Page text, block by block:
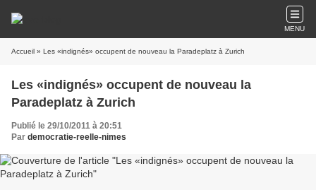
MENU
Accueil » Les «indignés» occupent de nouveau la Paradeplatz à Zurich
Les «indignés» occupent de nouveau la
Paradeplatz à Zurich
Publié le 29/10/2011 à 20:51
Par democratie-reelle-nimes